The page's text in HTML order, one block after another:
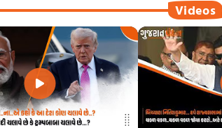
Videos